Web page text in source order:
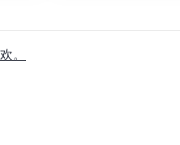
。